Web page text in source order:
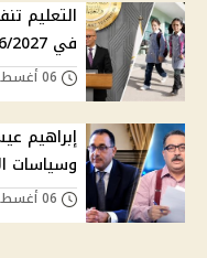
التعليم
في 2026/2027 وتوضح نظام الحضور
إبراهيم
وسياسات